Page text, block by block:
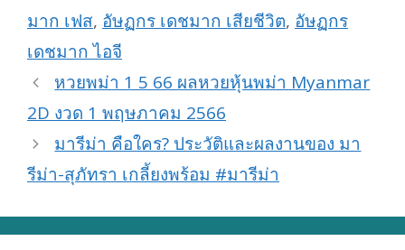
มาก เฟส, อัษฏกร เดชมาก เสียชีวิต, อัษฏกร
เดชมาก ไอจี
หวยพม่า 1 5 66 ผลหวยหุ้นพม่า Myanmar
2D งวด 1 พฤษภาคม 2566
มารีม่า คือใคร? ประวัติและผลงานของ มา
รีม่า-สุภัทรา เกลี้ยงพร้อม #มารีม่า